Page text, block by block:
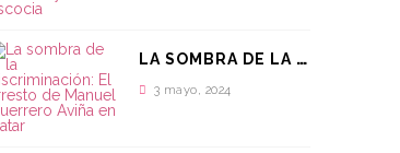
L
A SOMBRA DE LA DISCRIMINACIÓN: EL ARRESTO DE MANUEL GUERRERO AVIÑA EN QATAR
3 mayo, 2024